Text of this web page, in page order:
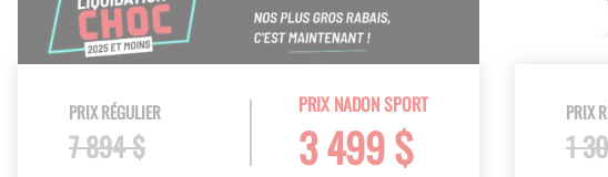
PRIX NADON SPORT
3 499 $
PRIX RÉGULIER
7 894 $
PRIX
1